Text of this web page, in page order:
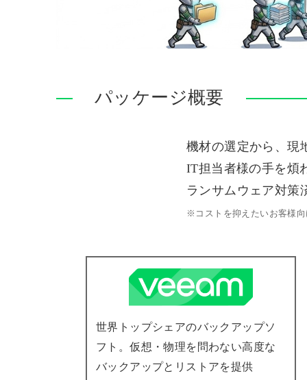
パッケージ概要
機材の選定から、現
IT担当者様の手を煩
ランサムウェア対策
※コストを抑えたいお客様
世界トップシェアのバックアップソ
フト。仮想・物理を問わない高度な
バックアップとリストアを提供